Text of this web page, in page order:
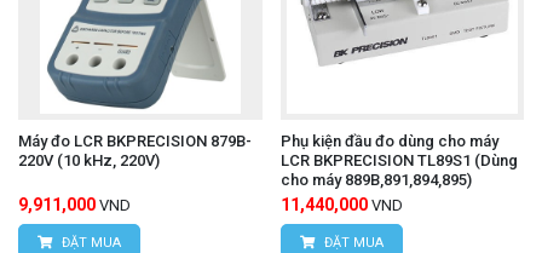
Máy đo LCR BKPRECISION 879B-
220V (10 kHz, 220V)
9,911,000 VND
ĐẶT MUA
Phụ kiện đầu đo dùng cho máy
LCR BKPRECISION TL89S1 (Dùng
cho máy 889B,891,894,895)
11,440,000 VND
ĐẶT MUA